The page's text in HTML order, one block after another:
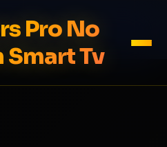
Pro No
Smart Tv